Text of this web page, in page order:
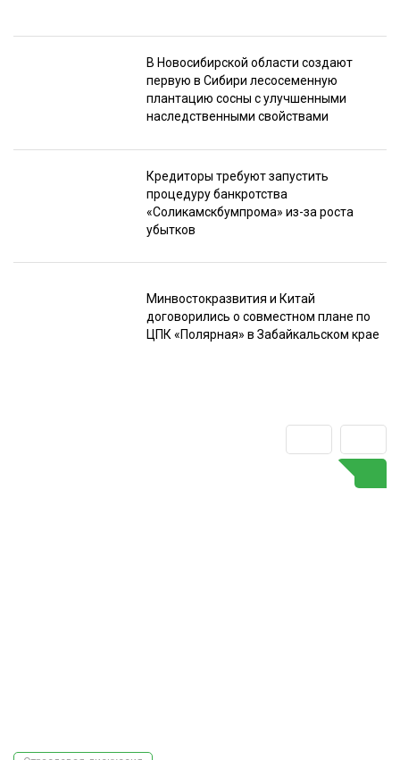
В Новосибирской области создают
первую в Сибири лесосеменную
плантацию сосны с улучшенными
наследственными свойствами
Кредиторы требуют запустить
процедуру банкротства
«Соликамскбумпрома» из-за роста
убытков
Минвостокразвития и Китай
договорились о совместном плане по
ЦПК «Полярная» в Забайкальском крае